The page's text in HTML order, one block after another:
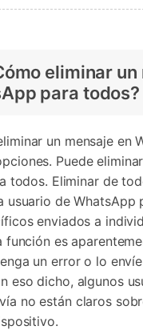
eliminar un
para todos?
un mensaje en
Puede
todos. Eliminar de
usuario de WhatsApp
enviados a
función es
un error o lo
eso dicho, algunos
no están claros